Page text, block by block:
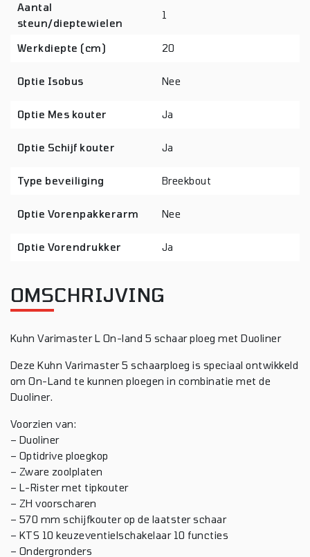
Aantal
steun/dieptewielen
1
Werkdiepte (cm) 20
Optie Isobus Nee
Optie Mes kouter Ja
Optie Schijf kouter Ja
Type beveiliging Breekbout
Optie Vorenpakkerarm Nee
Optie Vorendrukker Ja
OMSCHRIJVING
Kuhn Varimaster L On-land 5 schaar ploeg met Duoliner
Deze Kuhn Varimaster 5 schaarploeg is speciaal ontwikkeld
om On-Land te kunnen ploegen in combinatie met de
Duoliner.
Voorzien van:
– Duoliner
– Optidrive ploegkop
– Zware zoolplaten
– L-Rister met tipkouter
– ZH voorscharen
– 570 mm schijfkouter op de laatster schaar
– KTS 10 keuzeventielschakelaar 10 functies
– Ondergronders